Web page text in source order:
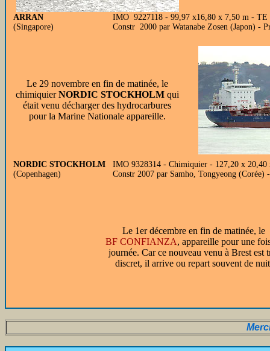
ARRAN
(Singapore)
IMO 9227118 - 99,97 x16,80 x 7,50 m -
Constr 2000 par Watanabe Zosen (Japon)
Le 29 novembre en fin de matinée, le
chimiquierNORDIC STOCKHOLMqui
était venu décharger des hydrocarbures
pour la Marine Nationale appareille.
NORDIC STOCKHOLM
(Copenhagen)
IMO 9328314 - Chimiquier - 127,20 x
Constr 2007 par Samho, Tongyeong
Le 1er décembre en fin de matinée, le
BF CONFIANZA, appareille pour une
journée. Car ce nouveau venu à Brest est
discret, il arrive ou repart souvent de